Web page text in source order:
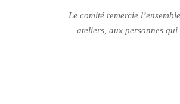
Le comité remercie
ateliers, aux personnes